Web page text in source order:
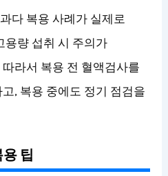
다 복용 사례가 실제로
용량 섭취 시 주의가
라서 복용 전 혈액검사를
, 복용 중에도 정기 점검을
팁